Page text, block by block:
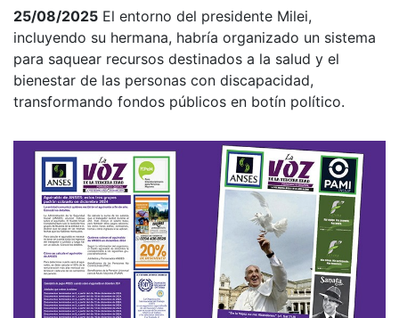
25/08/2025 El entorno del presidente Milei,
incluyendo su hermana, habría organizado un sistema
para saquear recursos destinados a la salud y el
bienestar de las personas con discapacidad,
transformando fondos públicos en botín político.